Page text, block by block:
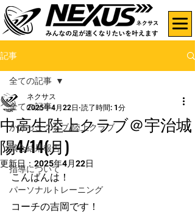
記事
全ての記事
かけっこクラブ/陸上クラブ
試合結果報告
指導について
パーソナルトレーニング
全ての記事
中高生陸上クラブ＠宇治城
陽4/14(月)
ネクサス
2025年4月22日 読了時間: 1分
更新日： 2025年4月22日
こんばんは！
コーチの吉岡です！